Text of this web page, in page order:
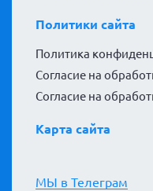
Политики сайта
Политика
Согласие на
Согласие на
Карта сайта
МЫ в Телеграм